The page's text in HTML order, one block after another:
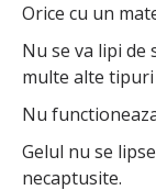
Orice cu un
Nu se va lipi de
multe alte tipuri
Nu
Gelul nu se
necaptusite.